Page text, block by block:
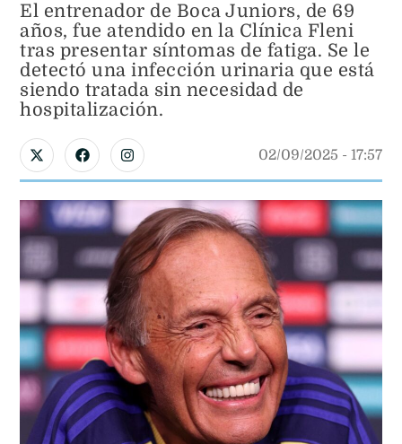
El entrenador de Boca Juniors, de 69
años, fue atendido en la Clínica Fleni
tras presentar síntomas de fatiga. Se le
detectó una infección urinaria que está
siendo tratada sin necesidad de
hospitalización.
02/09/2025 - 17:57